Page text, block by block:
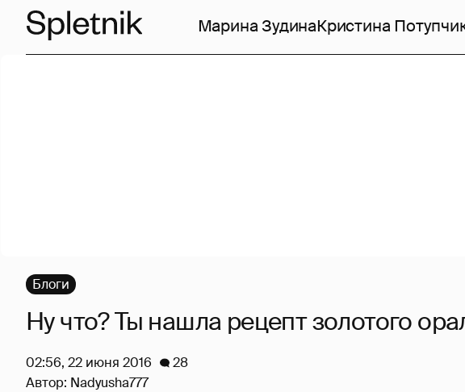
Марина ЗудинаКристина
Блоги
Ну что? Ты нашла рецепт золотого
02:56, 22 июня 2016
28
Автор: Nadyusha777